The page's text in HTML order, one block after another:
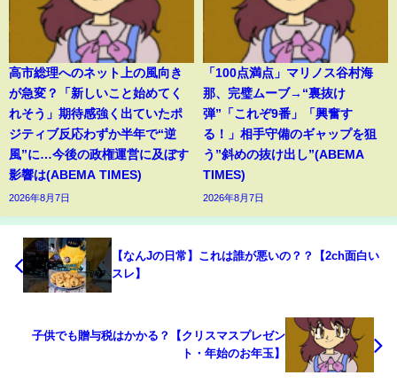
高市総理へのネット上の風向き
が急変？「新しいこと始めてく
れそう」期待感強く出ていたポ
ジティブ反応わずか半年で“逆
風”に…今後の政権運営に及ぼす
影響は(ABEMA TIMES)
2026年8月7日
「100点満点」マリノス谷村海
那、完璧ムーブ→“裏抜け
弾”「これぞ9番」「興奮す
る！」相手守備のギャップを狙
う”斜めの抜け出し”(ABEMA
TIMES)
2026年8月7日
【なんJの日常】これは誰が悪いの？？【2ch面白い
スレ】
子供でも贈与税はかかる？【クリスマスプレゼン
ト・年始のお年玉】